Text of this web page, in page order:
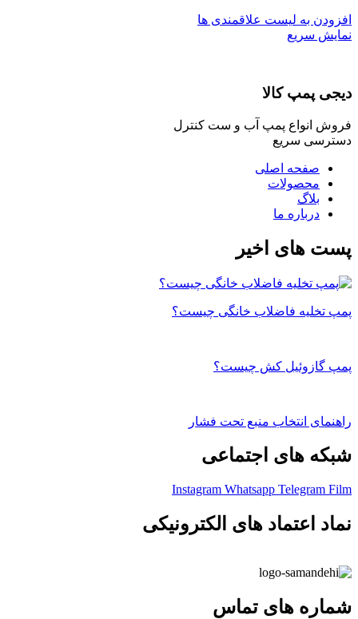
افزودن به لیست علاقمندی ها
نمایش سریع
دیجی پمپ کالا
فروش انواع پمپ آب و ست کنترل
دسترسی سریع
صفحه اصلی
محصولات
بلاگ
درباره ما
پست های اخیر
پمپ تخلیه فاضلاب خانگی چیست؟
پمپ گازوئیل کش چیست؟
راهنمای انتخاب منبع تحت فشار
شبکه های اجتماعی
Instagram Whatsapp Telegram Film
نماد اعتماد های الکترونیکی
شماره های تماس